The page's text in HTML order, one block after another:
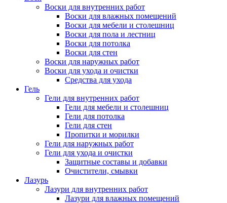
Воски для внутренних работ
Воски для влажных помещений
Воски для мебели и столешниц
Воски для пола и лестниц
Воски для потолка
Воски для стен
Воски для наружных работ
Воски для ухода и очистки
Средства для ухода
Гель
Гели для внутренних работ
Гели для мебели и столешниц
Гели для потолка
Гели для стен
Пропитки и морилки
Гели для наружных работ
Гели для ухода и очистки
Защитные составы и добавки
Очистители, смывки
Лазурь
Лазури для внутренних работ
Лазури для влажных помещений